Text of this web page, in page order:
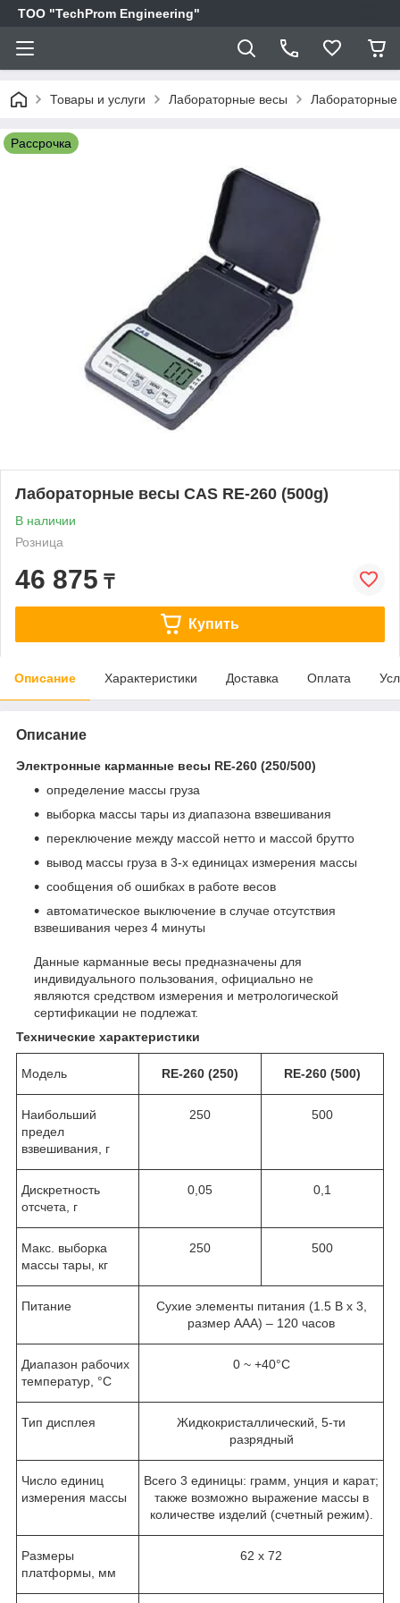
ТОО "TechProm Engineering"
Товары и услуги Лабораторные весы
Рассрочка
Лабораторные весы CAS RE-260 (500g)
В наличии
Розница
46 875 ₸
Купить
Описание Характеристики Доставка Оплата
Описание
Электронные карманные весы RE-260 (250/500)
определение массы груза
выборка массы тары из диапазона взвешивания
переключение между массой нетто и массой брутто
вывод массы груза в 3-х единицах измерения массы
сообщения об ошибках в работе весов
автоматическое выключение в случае отсутствия
взвешивания через 4 минуты
Данные карманные весы предназначены для
индивидуального пользования, официально не
являются средством измерения и метрологической
сертификации не подлежат.
Технические характеристики
Модель RE-260 (250) RE-260 (500)
Наибольший
предел
взвешивания, г
250 500
Дискретность
отсчета, г
0,05 0,1
Макс. выборка
массы тары, кг
250 500
Питание
Сухие элементы питания (1.5 В x 3,
размер AAA) – 120 часов
Диапазон рабочих
температур, °C
0 ~ +40°C
Тип дисплея
Жидкокристаллический, 5-ти
разрядный
Число единиц
измерения массы
Всего 3 единицы: грамм, унция и карат;
также возможно выражение массы в
количестве изделий (счетный режим).
Размеры
платформы, мм
62 x 72